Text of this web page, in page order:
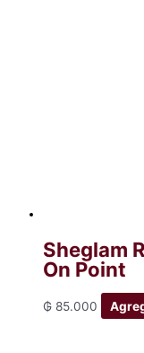
Sheglam
On Point
₲ 85.000